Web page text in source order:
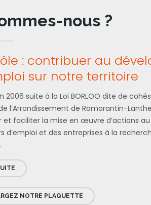
nous ?
: contribuer au
sur notre territoire
2006 suite à la Loi BORLOO dite de
l’Arrondissement de Romorantin-
et faciliter la mise en œuvre d’actions
d’emploi et des entreprises à la
NOTRE PLAQUETTE